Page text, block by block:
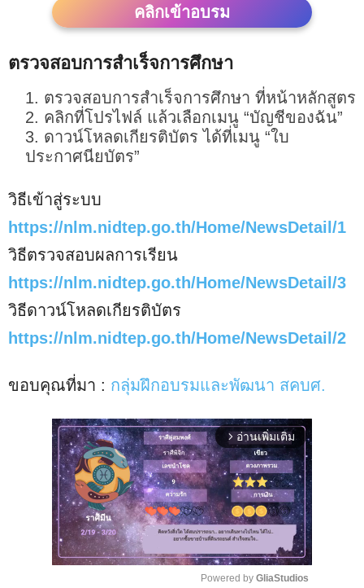
คลิกเข้าอบรม
ตรวจสอบการสำเร็จการศึกษา
ตรวจสอบการสำเร็จการศึกษา ที่หน้าหลักสูตร
คลิกที่โปรไฟล์ แล้วเลือกเมนู “บัญชีของฉัน”
ดาวน์โหลดเกียรติบัตร ได้ที่เมนู “ใบ
ประกาศนียบัตร”
วิธีเข้าสู่ระบบ
https://nlm.nidtep.go.th/Home/NewsDetail/1
วิธีตรวจสอบผลการเรียน
https://nlm.nidtep.go.th/Home/NewsDetail/3
วิธีดาวน์โหลดเกียรติบัตร
https://nlm.nidtep.go.th/Home/NewsDetail/2
ขอบคุณที่มา : กลุ่มฝึกอบรมและพัฒนา สคบศ.
arrow_forward_ios อ่านเพิ่มเติม
Powered by GliaStudios